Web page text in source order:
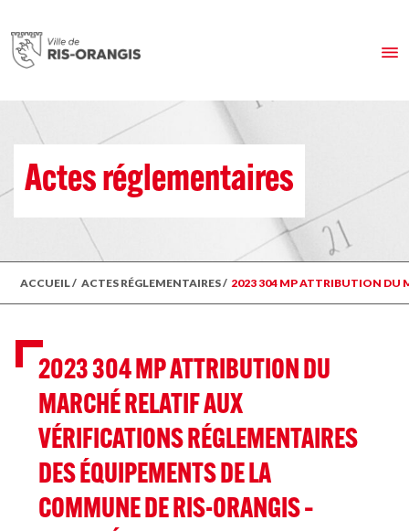
Actes réglementaires
ACCUEIL/ ACTES RÉGLEMENTAIRES/ 2023 304 MP ATTRIBUTION DU
2023 304 MP ATTRIBUTION DU
MARCHÉ RELATIF AUX
VÉRIFICATIONS RÉGLEMENTAIRES
DES ÉQUIPEMENTS DE LA
COMMUNE DE RIS-ORANGIS –